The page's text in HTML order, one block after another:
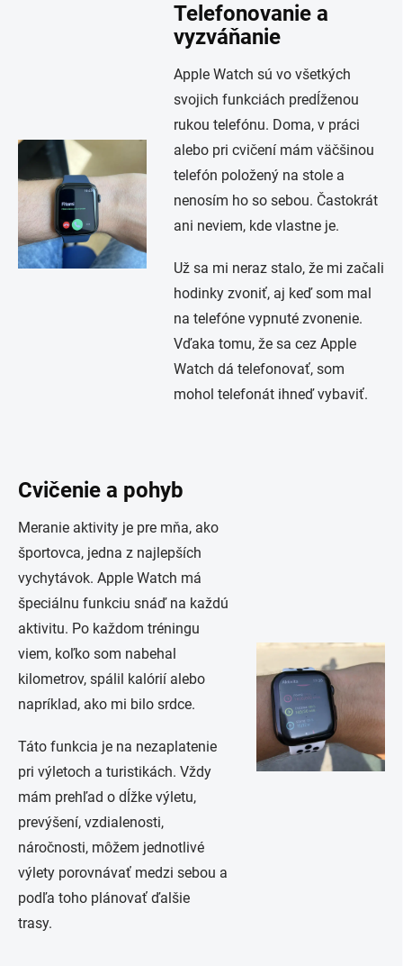
Telefonovanie a
vyzváňanie
Apple Watch sú vo všetkých
svojich funkciách predĺženou
rukou telefónu. Doma, v práci
alebo pri cvičení mám väčšinou
telefón položený na stole a
nenosím ho so sebou. Častokrát
ani neviem, kde vlastne je.
Už sa mi neraz stalo, že mi začali
hodinky zvoniť, aj keď som mal
na telefóne vypnuté zvonenie.
Vďaka tomu, že sa cez Apple
Watch dá telefonovať, som
mohol telefonát ihneď vybaviť.
Cvičenie a pohyb
Meranie aktivity je pre mňa, ako
športovca, jedna z najlepších
vychytávok. Apple Watch má
špeciálnu funkciu snáď na každú
aktivitu. Po každom tréningu
viem, koľko som nabehal
kilometrov, spálil kalórií alebo
napríklad, ako mi bilo srdce.
Táto funkcia je na nezaplatenie
pri výletoch a turistikách. Vždy
mám prehľad o dĺžke výletu,
prevýšení, vzdialenosti,
náročnosti, môžem jednotlivé
výlety porovnávať medzi sebou a
podľa toho plánovať ďalšie
trasy.